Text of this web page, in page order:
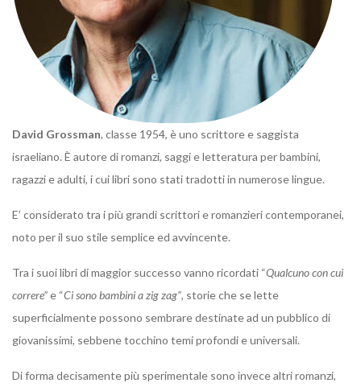
David Grossman, classe 1954, è uno scrittore e saggista
israeliano. È autore di romanzi, saggi e letteratura per bambini,
ragazzi e adulti, i cui libri sono stati tradotti in numerose lingue.
E’ considerato tra i più grandi scrittori e romanzieri contemporanei,
noto per il suo stile semplice ed avvincente.
Tra i suoi libri di maggior successo vanno ricordati “Qualcuno con cui
correre”e “Ci sono bambini a zig zag”, storie che se lette
superficialmente possono sembrare destinate ad un pubblico di
giovanissimi, sebbene tocchino temi profondi e universali.
Di forma decisamente più sperimentale sono invece altri romanzi,